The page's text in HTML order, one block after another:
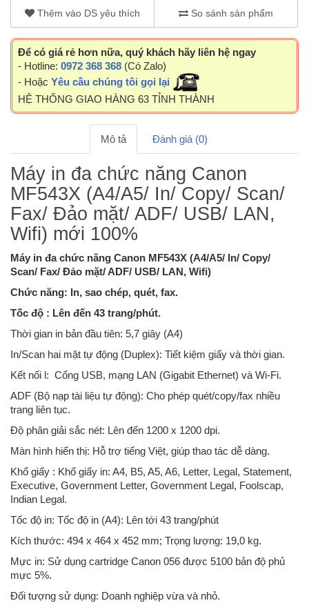
Thêm vào DS yêu thích So sánh sản phẩm
Để có giá rẻ hơn nữa, quý khách hãy liên hệ ngay
- Hotline: 0972 368 368 (Có Zalo)
- Hoặc Yêu cầu chúng tôi gọi lại
HỆ THỐNG GIAO HÀNG 63 TỈNH THÀNH
Mô tả Đánh giá (0)
Máy in đa chức năng Canon
MF543X (A4/A5/ In/ Copy/ Scan/
Fax/ Đảo mặt/ ADF/ USB/ LAN,
Wifi) mới 100%
Máy in đa chức năng Canon MF543X (A4/A5/ In/ Copy/
Scan/ Fax/ Đảo mặt/ ADF/ USB/ LAN, Wifi)
Chức năng: In, sao chép, quét, fax.
Tốc độ : Lên đến 43 trang/phút.
Thời gian in bản đầu tiên: 5,7 giây (A4)
In/Scan hai mặt tự động (Duplex): Tiết kiệm giấy và thời gian.
Kết nối l: Cổng USB, mạng LAN (Gigabit Ethernet) và Wi-Fi.
ADF (Bộ nạp tài liệu tự động): Cho phép quét/copy/fax nhiều
trang liên tục.
Độ phân giải sắc nét: Lên đến 1200 x 1200 dpi.
Màn hình hiển thị: Hỗ trợ tiếng Việt, giúp thao tác dễ dàng.
Khổ giấy : Khổ giấy in: A4, B5, A5, A6, Letter, Legal, Statement,
Executive, Government Letter, Government Legal, Foolscap,
Indian Legal.
Tốc độ in: Tốc độ in (A4): Lên tới 43 trang/phút
Kích thước: 494 x 464 x 452 mm; Trọng lượng: 19,0 kg.
Mực in: Sử dụng cartridge Canon 056 được 5100 bản độ phủ
mực 5%.
Đối tượng sử dụng: Doanh nghiệp vừa và nhỏ.